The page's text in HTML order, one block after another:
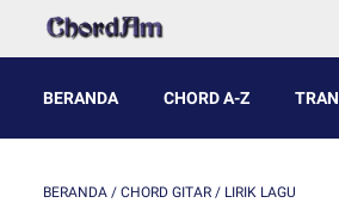
BERANDA CHORD A-Z
BERANDA / CHORD GITAR / LIRIK LAGU